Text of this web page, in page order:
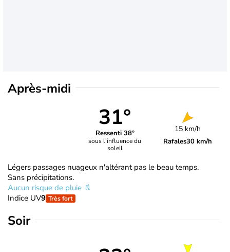
Après-midi
31°
Ressenti 38°
sous l’influence du
soleil
15 km/h
Rafales30 km/h
Légers passages nuageux n'altérant pas le beau temps.
Sans précipitations.
Aucun risque de pluie
Indice UV9 Très fort
Soir